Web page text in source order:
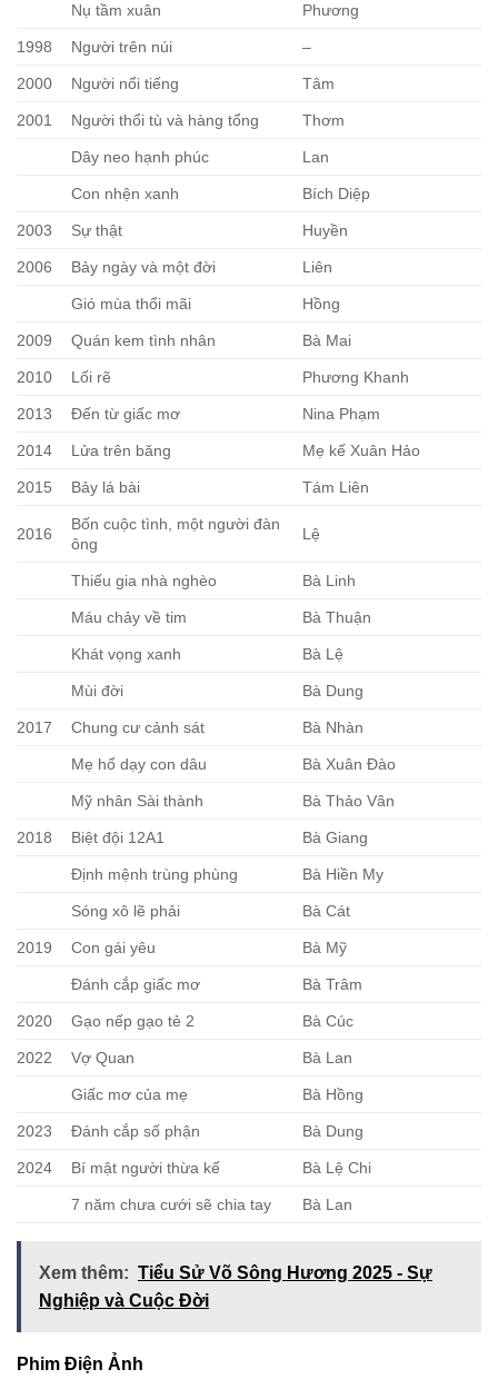
Nụ tầm xuân Phương
1998 Người trên núi –
2000 Người nổi tiếng Tâm
2001 Người thổi tù và hàng tổng Thơm
Dây neo hạnh phúc Lan
Con nhện xanh Bích Diệp
2003 Sự thật Huyền
2006 Bảy ngày và một đời Liên
Gió mùa thổi mãi Hồng
2009 Quán kem tình nhân Bà Mai
2010 Lối rẽ Phương Khanh
2013 Đến từ giấc mơ Nina Phạm
2014 Lửa trên băng Mẹ kế Xuân Hảo
2015 Bảy lá bài Tám Liên
2016
Bốn cuộc tình, một người đàn
ông
Lệ
Thiếu gia nhà nghèo Bà Linh
Máu chảy về tim Bà Thuận
Khát vọng xanh Bà Lệ
Mùi đời Bà Dung
2017 Chung cư cảnh sát Bà Nhàn
Mẹ hổ dạy con dâu Bà Xuân Đào
Mỹ nhân Sài thành Bà Thảo Vân
2018 Biệt đội 12A1 Bà Giang
Định mệnh trùng phùng Bà Hiền My
Sóng xô lẽ phải Bà Cát
2019 Con gái yêu Bà Mỹ
Đánh cắp giấc mơ Bà Trâm
2020 Gạo nếp gạo tẻ 2 Bà Cúc
2022 Vợ Quan Bà Lan
Giấc mơ của mẹ Bà Hồng
2023 Đánh cắp số phận Bà Dung
2024 Bí mật người thừa kế Bà Lệ Chi
7 năm chưa cưới sẽ chia tay Bà Lan
Xem thêm: Tiểu Sử Võ Sông Hương 2025 - Sự
Nghiệp và Cuộc Đời
Phim Điện Ảnh